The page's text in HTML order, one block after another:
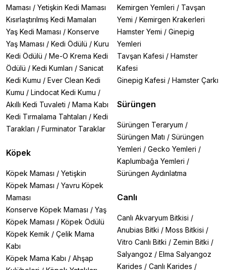
Maması / Yetişkin Kedi Maması
Kısırlaştırılmış Kedi Mamaları
Yaş Kedi Maması / Konserve
Yaş Maması / Kedi Ödülü / Kuru
Kedi Ödülü / Me-O Krema Kedi
Ödülü / Kedi Kumları / Sanicat
Kedi Kumu / Ever Clean Kedi
Kumu / Lindocat Kedi Kumu /
Akıllı Kedi Tuvaleti / Mama Kabı
Kedi Tırmalama Tahtaları / Kedi
Tarakları / Furminator Taraklar
Köpek
Köpek Maması / Yetişkin
Köpek Maması / Yavru Köpek
Maması
Konserve Köpek Maması / Yaş
Köpek Maması / Köpek Ödülü
Köpek Kemik / Çelik Mama
Kabı
Köpek Mama Kabı / Ahşap
Kemirgen Yemleri / Tavşan
Yemi / Kemirgen Krakerleri
Hamster Yemi / Ginepig
Yemleri
Tavşan Kafesi / Hamster
Kafesi
Ginepig Kafesi / Hamster Çarkı
Sürüngen
Sürüngen Teraryum /
Sürüngen Matı / Sürüngen
Yemleri / Gecko Yemleri /
Kaplumbağa Yemleri /
Sürüngen Aydınlatma
Canlı
Canlı Akvaryum Bitkisi /
Anubias Bitki / Moss Bitkisi /
Vitro Canlı Bitki / Zemin Bitki /
Salyangoz / Elma Salyangoz
Karides / Canlı Karides /